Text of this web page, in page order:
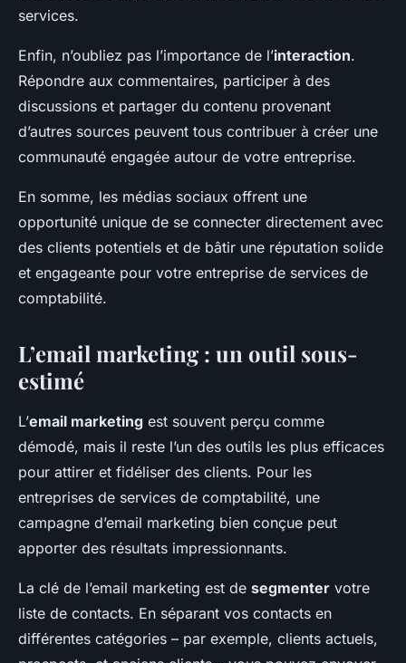
services.
Enfin, n’oubliez pas l’importance de l’interaction.
Répondre aux commentaires, participer à des
discussions et partager du contenu provenant
d’autres sources peuvent tous contribuer à créer une
communauté engagée autour de votre entreprise.
En somme, les médias sociaux offrent une
opportunité unique de se connecter directement avec
des clients potentiels et de bâtir une réputation solide
et engageante pour votre entreprise de services de
comptabilité.
L’email marketing : un outil sous-
estimé
L’email marketing est souvent perçu comme
démodé, mais il reste l’un des outils les plus efficaces
pour attirer et fidéliser des clients. Pour les
entreprises de services de comptabilité, une
campagne d’email marketing bien conçue peut
apporter des résultats impressionnants.
La clé de l’email marketing est de segmenter votre
liste de contacts. En séparant vos contacts en
différentes catégories – par exemple, clients actuels,